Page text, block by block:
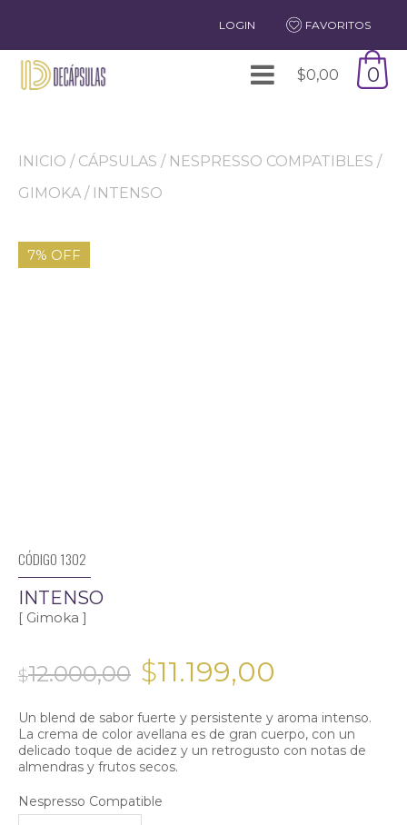
LOGIN FAVORITOS
$0,00 0
INICIO / CÁPSULAS / NESPRESSO COMPATIBLES /
GIMOKA / INTENSO
7% OFF
CÓDIGO 1302
INTENSO
[ Gimoka ]
El
precio
original
era:
$12.000,00.
$11.199,00
actual
es:
Un blend de sabor fuerte y persistente y aroma intenso.
La crema de color avellana es de gran cuerpo, con un
delicado toque de acidez y un retrogusto con notas de
almendras y frutos secos.
Nespresso Compatible